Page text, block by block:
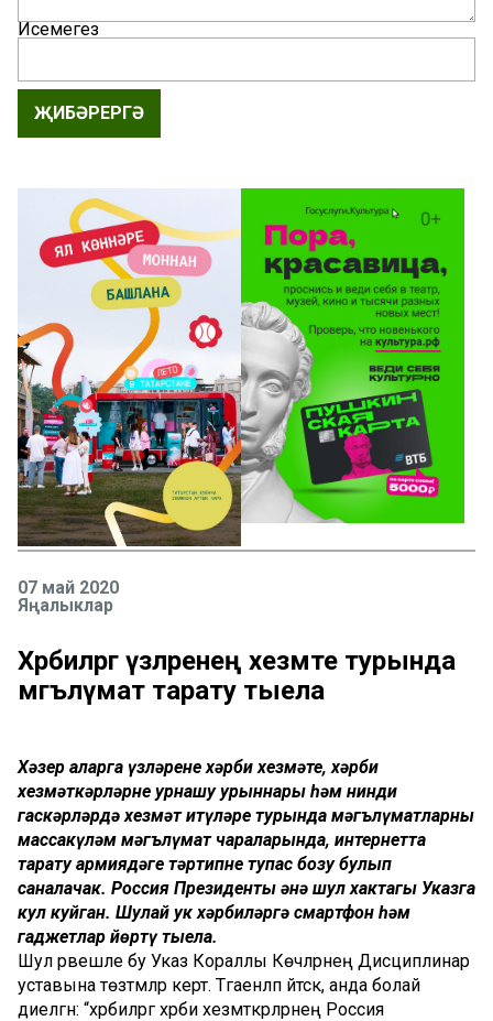
Исемегез
ҖИБӘРЕРГӘ
07 май 2020
Яңалыклар
Хәрбиләргә үзләренең хезмәте турында
мәгълүмат тарату тыела
Хәзер аларга үзләренең хәрби хезмәте, хәрби
хезмәткәрләрнең урнашу урыннары һәм нинди
гаскәрләрдә хезмәт итүләре турында мәгълүматларны
массакүләм мәгълүмат чараларында, интернетта
тарату армиядәге тәртипне тупас бозу булып
саналачак. Россия Президенты әнә шул хактагы Указга
кул куйган. Шулай ук хәрбиләргә смартфон һәм
гаджетлар йөртү тыела.
Шул рәвешле бу Указ Кораллы Көчләрнең Дисциплинар
уставына төзәтмәләр кертә. Тәгаенләп әйтсәк, анда болай
диелгән: “хәрбиләргә хәрби хезмәткәрләрнең Россия